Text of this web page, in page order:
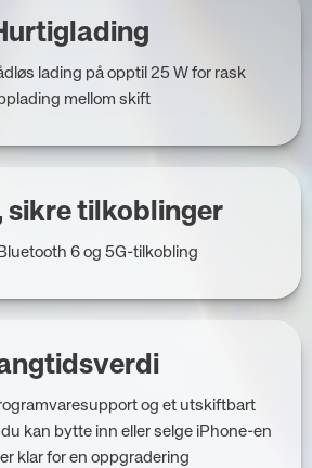
lading på opptil 25 W for rask
mellom skift
sikre tilkoblinger
6 og 5G-tilkobling
og et utskiftbart
kan bytte inn eller selge iPhone-en
klar for en oppgradering